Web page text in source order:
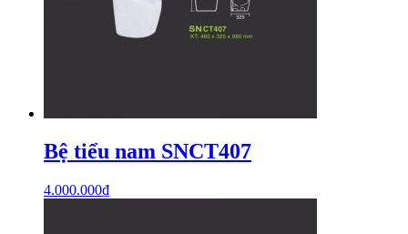
Bệ tiểu nam SNCT407
4.000.000₫